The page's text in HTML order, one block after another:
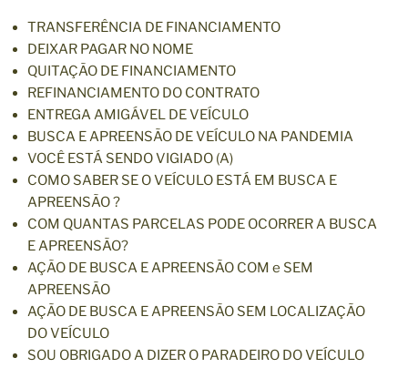
TRANSFERÊNCIA DE FINANCIAMENTO
DEIXAR PAGAR NO NOME
QUITAÇÃO DE FINANCIAMENTO
REFINANCIAMENTO DO CONTRATO
ENTREGA AMIGÁVEL DE VEÍCULO
BUSCA E APREENSÃO DE VEÍCULO NA PANDEMIA
VOCÊ ESTÁ SENDO VIGIADO (A)
COMO SABER SE O VEÍCULO ESTÁ EM BUSCA E
APREENSÃO ?
COM QUANTAS PARCELAS PODE OCORRER A BUSCA
E APREENSÃO?
AÇÃO DE BUSCA E APREENSÃO COM e SEM
APREENSÃO
AÇÃO DE BUSCA E APREENSÃO SEM LOCALIZAÇÃO
DO VEÍCULO
SOU OBRIGADO A DIZER O PARADEIRO DO VEÍCULO